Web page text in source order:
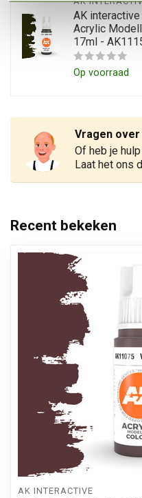
AK interactive
Acrylic
17ml -
Op voorraad
Vragen
Of heb je
Laat het ons
Recent bekeken
AK INTERACTIVE